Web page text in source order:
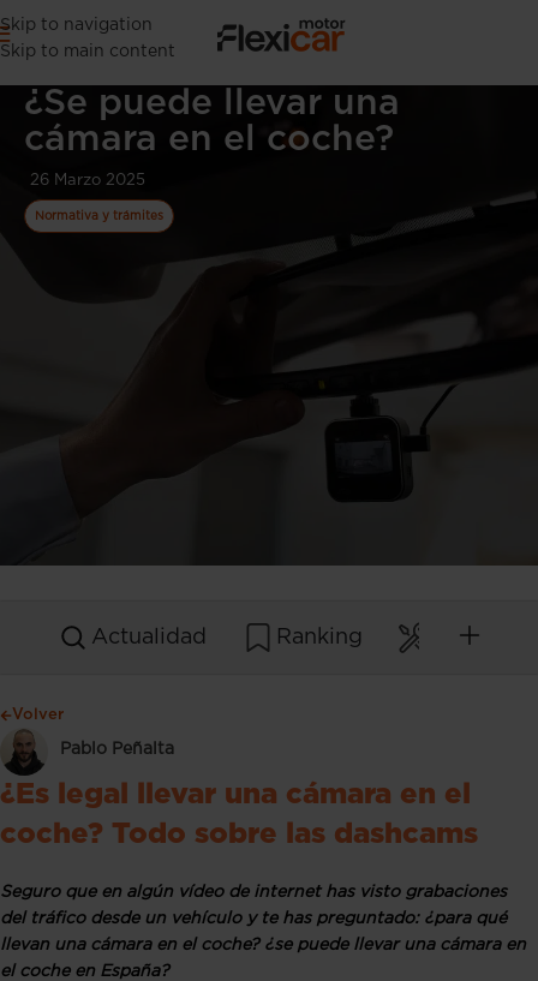
Skip to navigation
Skip to main content
¿Se puede llevar una
cámara en el coche?
26 Marzo 2025
Normativa y trámites
Actualidad Ranking
Volver
Pablo Peñalta
¿Es legal llevar una cámara en el
coche? Todo sobre las dashcams
Seguro que en algún vídeo de internet has visto grabaciones
del tráfico desde un vehículo y te has preguntado: ¿para qué
llevan una cámara en el coche? ¿se puede llevar una cámara en
el coche en España?